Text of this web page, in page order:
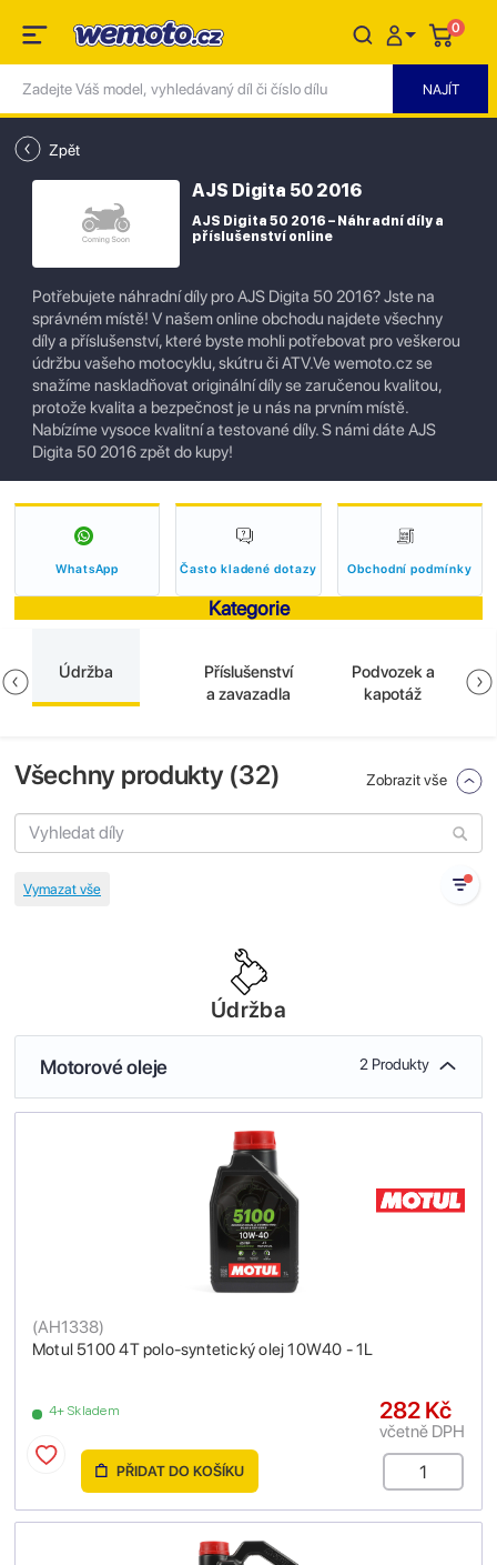
0
Zpět
AJS Digita 50 2016
AJS Digita 50 2016 – Náhradní díly a
příslušenství online
Potřebujete náhradní díly pro AJS Digita 50 2016? Jste na
správném místě! V našem online obchodu najdete všechny
díly a příslušenství, které byste mohli potřebovat pro veškerou
údržbu vašeho motocyklu, skútru či ATV.Ve wemoto.cz se
snažíme naskladňovat originální díly se zaručenou kvalitou,
protože kvalita a bezpečnost je u nás na prvním místě.
Nabízíme vysoce kvalitní a testované díly. S námi dáte AJS
Digita 50 2016 zpět do kupy!
WhatsApp Často kladené dotazy Obchodní podmínky
Kategorie
Údržba
Příslušenství
a zavazadla
Podvozek a
kapotáž
Všechny produkty (32) Zobrazit vše
Údržba
Motorové oleje 2 Produkty
Motul 5100 4T polo-syntetický olej 10W40 - 1L
(AH1338)
4+ Skladem 282 Kč
včetně DPH
PŘIDAT DO KOŠÍKU